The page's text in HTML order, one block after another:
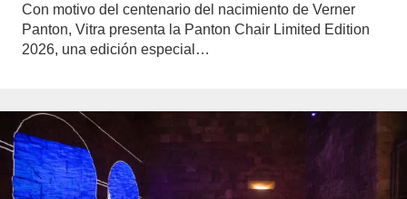
Con motivo del centenario del nacimiento de Verner
Panton, Vitra presenta la Panton Chair Limited Edition
2026, una edición especial…